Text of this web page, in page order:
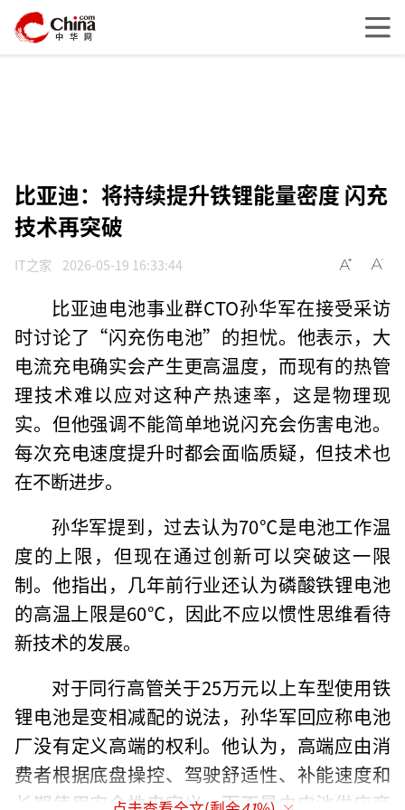
比亚迪：将持续提升铁锂能量密度 闪充
技术再突破
IT之家 2026-05-19 16:33:44
比亚迪电池事业群CTO孙华军在接受采访
时讨论了“闪充伤电池”的担忧。他表示，大
电流充电确实会产生更高温度，而现有的热管
理技术难以应对这种产热速率，这是物理现
实。但他强调不能简单地说闪充会伤害电池。
每次充电速度提升时都会面临质疑，但技术也
在不断进步。
孙华军提到，过去认为70℃是电池工作温
度的上限，但现在通过创新可以突破这一限
制。他指出，几年前行业还认为磷酸铁锂电池
的高温上限是60℃，因此不应以惯性思维看待
新技术的发展。
对于同行高管关于25万元以上车型使用铁
锂电池是变相减配的说法，孙华军回应称电池
厂没有定义高端的权利。他认为，高端应由消
费者根据底盘操控、驾驶舒适性、补能速度和
长期使用安全性来定义，而不是由电池供应商